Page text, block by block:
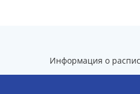
Информация о